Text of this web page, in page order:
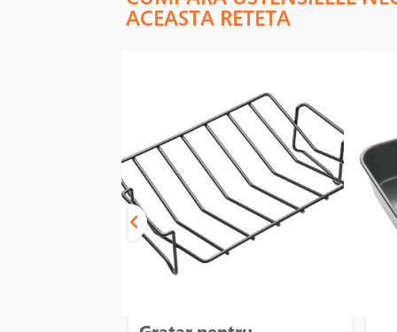
ACEASTA RETETA